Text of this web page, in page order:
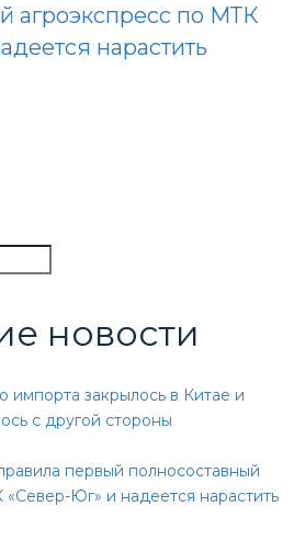
агроэкспресс по МТК
нарастить
новости
импорта закрылось в Китае и
с другой стороны
первый полносоставный
Юг» и надеется нарастить